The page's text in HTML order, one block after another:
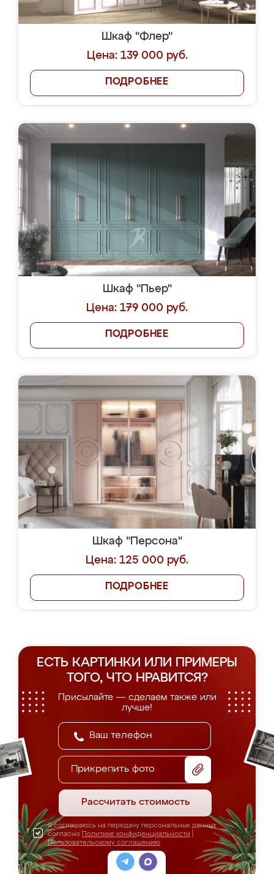
Шкаф "Флер"
Цена: 139 000 руб.
ПОДРОБНЕЕ
Шкаф "Пьер"
Цена: 179 000 руб.
ПОДРОБНЕЕ
Шкаф "Персона"
Цена: 125 000 руб.
ПОДРОБНЕЕ
ЕСТЬ КАРТИНКИ ИЛИ ПРИМЕРЫ
ТОГО, ЧТО НРАВИТСЯ?
Присылайте — сделаем также или
лучше!
Прикрепить фото
Рассчитать стоимость
Я соглашаюсь на передачу персональных данных
согласно Политике конфиденциальности
Пользовательскому соглашению